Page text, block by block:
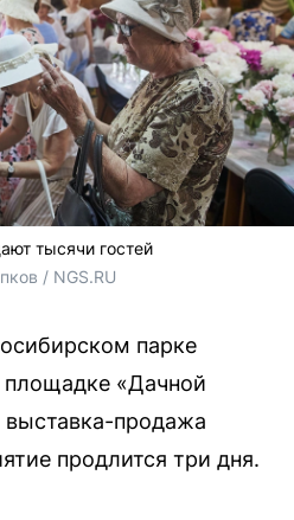
тысячи гостей
/ NGS.RU
парке
«Дачной
выставка-продажа
продлится три дня.